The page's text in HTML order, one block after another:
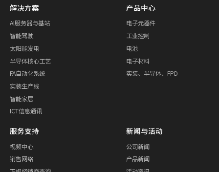
解决方案
AI服务器与基站
智能驾驶
太阳能发电
半导体核心工艺
FA自动化系统
实装生产线
智能家居
ICT信息通讯
产品中心
电子元器件
工业控制
电池
电子材料
实装、半导体、FPD
服务支持
视频中心
销售网络
新闻与活动
公司新闻
产品新闻